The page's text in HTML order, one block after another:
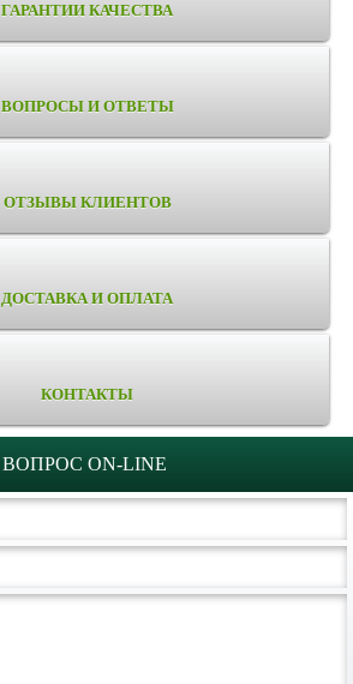
ГАРАНТИИ КАЧЕСТВА
ВОПРОСЫ И ОТВЕТЫ
ОТЗЫВЫ КЛИЕНТОВ
ДОСТАВКА И ОПЛАТА
КОНТАКТЫ
ВОПРОС ON-LINE